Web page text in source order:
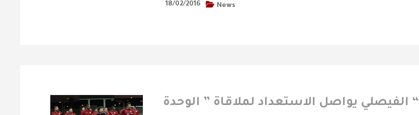
18/02/2016 News
الفيصلي يواصل الاستعداد لملاقاة ” الوحدة “